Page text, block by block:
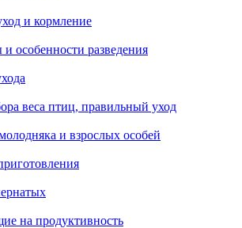
и кормление
особенности разведения
веса птиц, правильный уход
и взрослых особей
на продуктивность